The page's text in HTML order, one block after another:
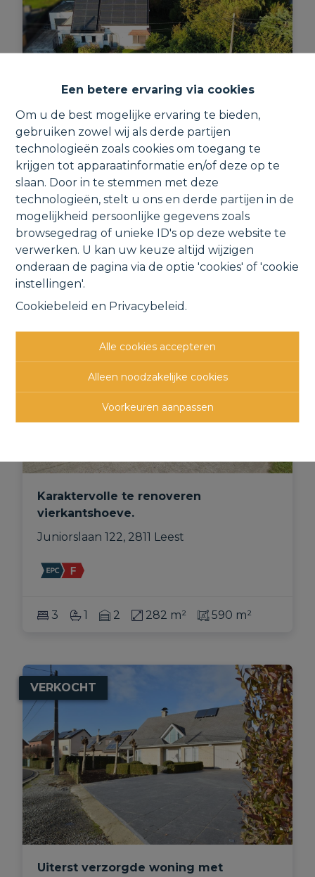
Een betere ervaring via cookies
Om u de best mogelijke ervaring te bieden,
gebruiken zowel wij als derde partijen
technologieën zoals cookies om toegang te
krijgen tot apparaatinformatie en/of deze op te
slaan. Door in te stemmen met deze
technologieën, stelt u ons en derde partijen in de
mogelijkheid persoonlijke gegevens zoals
browsegedrag of unieke ID's op deze website te
verwerken. U kan uw keuze altijd wijzigen
onderaan de pagina via de optie 'cookies' of 'cookie
instellingen'.
Cookiebeleid en Privacybeleid.
Alle cookies accepteren
Alleen noodzakelijke cookies
Voorkeuren aanpassen
Gerenoveerde woning met 3
slaapkamers, garage en tuin.
Juniorslaan 2, 2811 Leest
3 1 838 m²
Karaktervolle te renoveren
vierkantshoeve.
Juniorslaan 122, 2811 Leest
3 1 2 282 m² 590 m²
VERKOCHT
Uiterst verzorgde woning met